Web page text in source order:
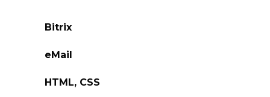
Bitrix
eMail
HTML, CSS